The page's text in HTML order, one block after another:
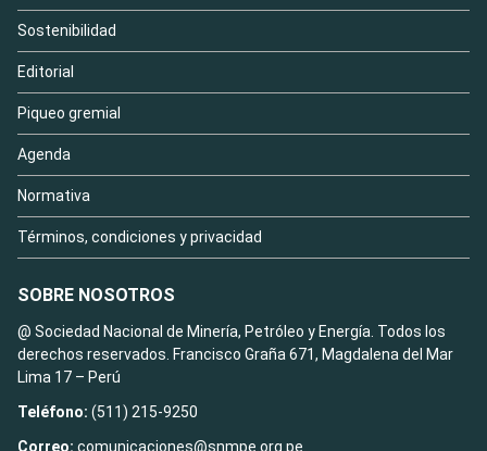
Sostenibilidad
Editorial
Piqueo gremial
Agenda
Normativa
Términos, condiciones y privacidad
SOBRE NOSOTROS
@ Sociedad Nacional de Minería, Petróleo y Energía. Todos los
derechos reservados. Francisco Graña 671, Magdalena del Mar
Lima 17 – Perú
Teléfono: (511) 215-9250
Correo: comunicaciones@snmpe.org.pe